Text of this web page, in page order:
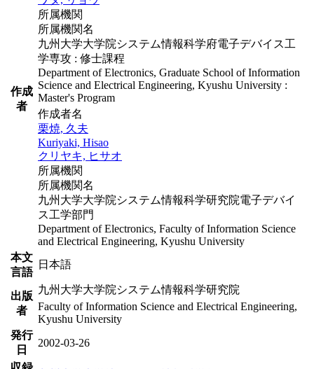
作成
者
所属機関
所属機関名
九州大学大学院システム情報科学府電子デバイス工
学専攻 : 修士課程
Department of Electronics, Graduate School of Information
Science and Electrical Engineering, Kyushu University :
Master's Program
作成者名
栗焼, 久夫
Kuriyaki, Hisao
クリヤキ, ヒサオ
所属機関
所属機関名
九州大学大学院システム情報科学研究院電子デバイ
ス工学部門
Department of Electronics, Faculty of Information Science
and Electrical Engineering, Kyushu University
本文
言語
日本語
出版
者
九州大学大学院システム情報科学研究院
Faculty of Information Science and Electrical Engineering,
Kyushu University
発行
日
2002-03-26